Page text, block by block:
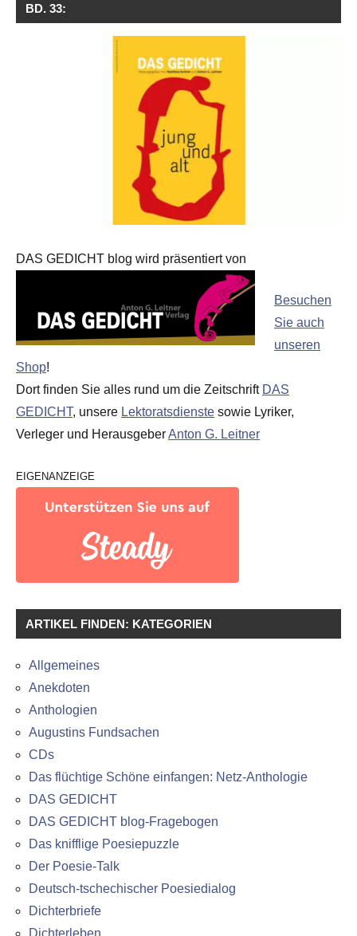
BD. 33:
DAS GEDICHT blog wird präsentiert von
Besuchen
Sie auch
unseren
Shop!
Dort finden Sie alles rund um die Zeitschrift DAS
GEDICHT, unsere Lektoratsdienste sowie Lyriker,
Verleger und HerausgeberAnton G. Leitner
EIGENANZEIGE
ARTIKEL FINDEN: KATEGORIEN
Allgemeines
Anekdoten
Anthologien
Augustins Fundsachen
CDs
Das flüchtige Schöne einfangen: Netz-Anthologie
DAS GEDICHT
DAS GEDICHT blog-Fragebogen
Das knifflige Poesiepuzzle
Der Poesie-Talk
Deutsch-tschechischer Poesiedialog
Dichterbriefe
Dichterleben